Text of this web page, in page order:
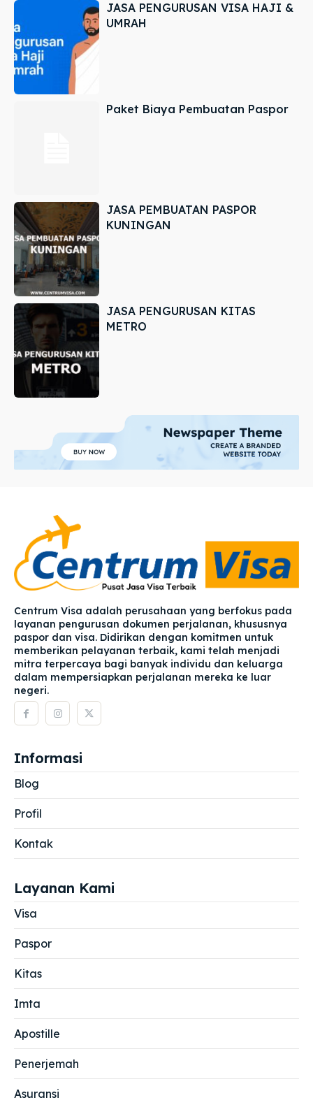
JASA PENGURUSAN VISA HAJI &
UMRAH
Paket Biaya Pembuatan Paspor
JASA PEMBUATAN PASPOR
KUNINGAN
JASA PENGURUSAN KITAS
METRO
Centrum Visa adalah perusahaan yang berfokus pada
layanan pengurusan dokumen perjalanan, khususnya
paspor dan visa. Didirikan dengan komitmen untuk
memberikan pelayanan terbaik, kami telah menjadi
mitra terpercaya bagi banyak individu dan keluarga
dalam mempersiapkan perjalanan mereka ke luar
negeri.
Informasi
Blog
Profil
Kontak
Layanan Kami
Visa
Paspor
Kitas
Imta
Apostille
Penerjemah
Asuransi